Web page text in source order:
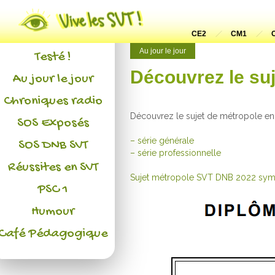
CE2 CM1
Au jour le jour
Découvrez le
Découvrez le sujet de métropole
– série générale
– série professionnelle
Sujet métropole SVT DNB 2022
Actualités
L'association
Testé !
Au jour le jour
Chroniques radio
SOS Exposés
SOS DNB SVT
Réussites en SVT
PSC 1
Humour
Pédagogique